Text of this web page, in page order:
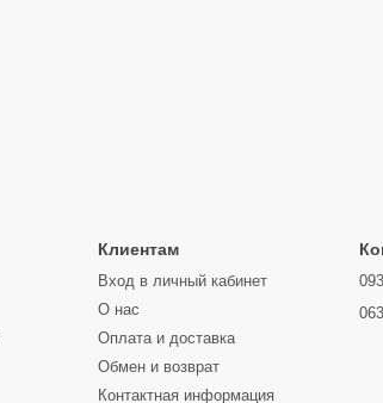
Клиентам
Вход в личный кабинет
О нас
Оплата и доставка
Обмен и возврат
Контактная информация